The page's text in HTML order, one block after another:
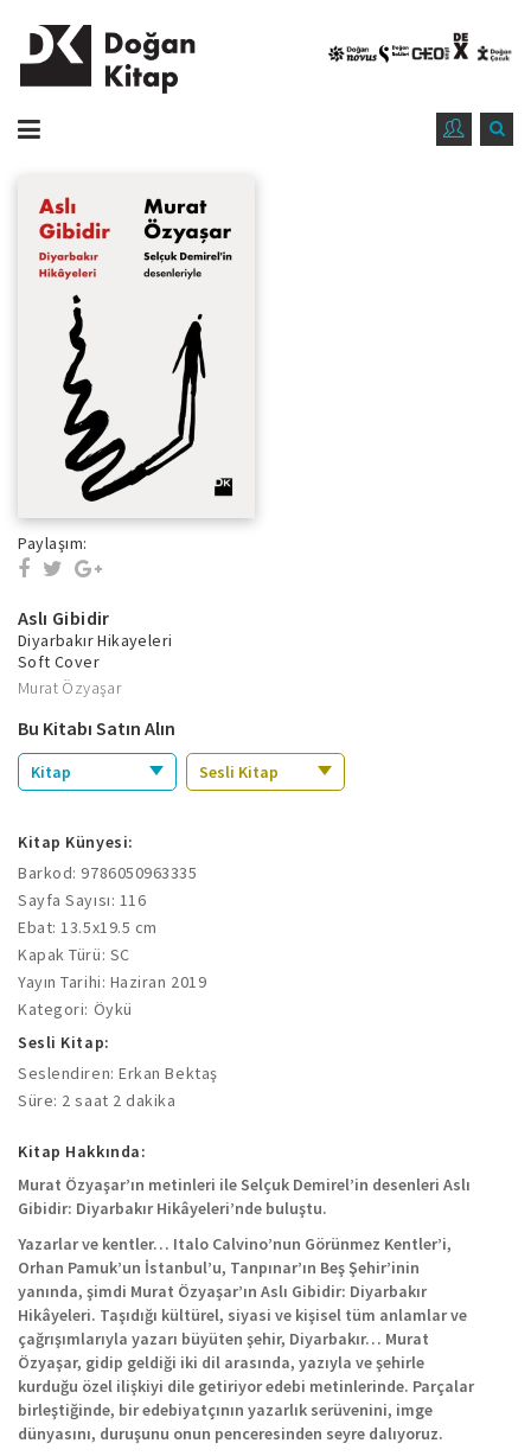
Paylaşım:
Aslı Gibidir
Diyarbakır Hikayeleri
Soft Cover
Murat Özyaşar
Bu Kitabı Satın Alın
Kitap Sesli Kitap
Kitap Künyesi:
Barkod: 9786050963335
Sayfa Sayısı: 116
Ebat: 13.5x19.5 cm
Kapak Türü: SC
Yayın Tarihi: Haziran 2019
Kategori: Öykü
Sesli Kitap:
Seslendiren: Erkan Bektaş
Süre: 2 saat 2 dakika
Kitap Hakkında:
Murat Özyaşar’ın metinleri ile Selçuk Demirel’in desenleri Aslı
Gibidir: Diyarbakır Hikâyeleri’nde buluştu.
Yazarlar ve kentler… Italo Calvino’nun Görünmez Kentler’i,
Orhan Pamuk’un İstanbul’u, Tanpınar’ın Beş Şehir’inin
yanında, şimdi Murat Özyaşar’ın Aslı Gibidir: Diyarbakır
Hikâyeleri. Taşıdığı kültürel, siyasi ve kişisel tüm anlamlar ve
çağrışımlarıyla yazarı büyüten şehir, Diyarbakır… Murat
Özyaşar, gidip geldiği iki dil arasında, yazıyla ve şehirle
kurduğu özel ilişkiyi dile getiriyor edebi metinlerinde. Parçalar
birleştiğinde, bir edebiyatçının yazarlık serüvenini, imge
dünyasını, duruşunu onun penceresinden seyre dalıyoruz.